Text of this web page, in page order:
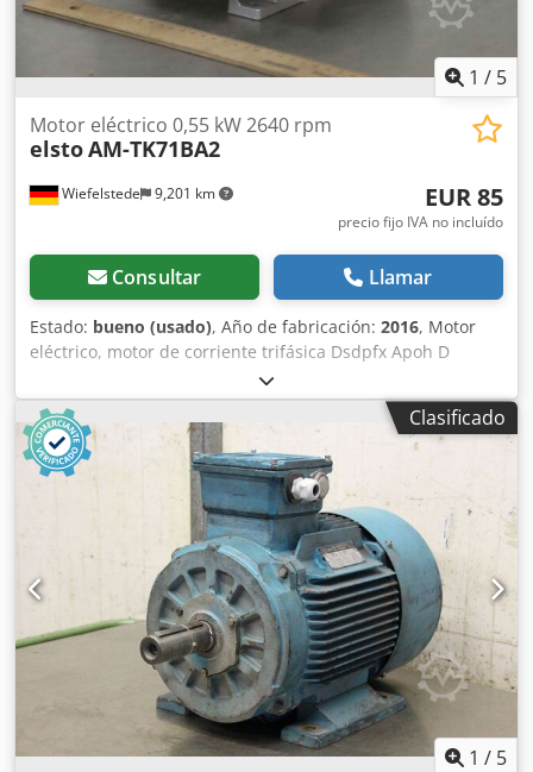
1 / 5
Wiefelstede 9,201 km
Motor eléctrico 0,55 kW 2640 rpm
elstoAM-TK71BA2
EUR 85
precio fijo IVA no incluído
Consultar Llamar
Estado: bueno (usado), Año de fabricación: 2016, Motor
eléctrico, motor de corriente trifásica Dsdpfx Apoh D
Ilpoveck -Fabricante: elsto, motor eléctrico tipo AM-
TK71BA2 -Potencia: 0,55 kW -Velocidad: 2640 rpm -Eje: Ø
14 x 30 mm -Diseño: B3 -Grado de protección: IP 55 -
Dimensiones: 300/185/145 mm (alto) -Peso: 8,3 kg
Clasificado
1 / 5